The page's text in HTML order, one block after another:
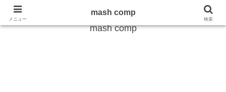
mash comp
メニュー
mash comp
検索